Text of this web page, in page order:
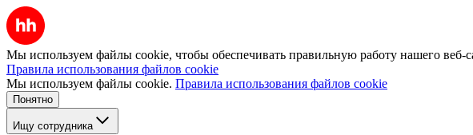
Мы используем файлы cookie, чтобы обеспечивать правильную работу нашего веб-
Правила использования файлов cookie
Мы используем файлы cookie. Правила использования файлов cookie
Понятно
Ищу сотрудника